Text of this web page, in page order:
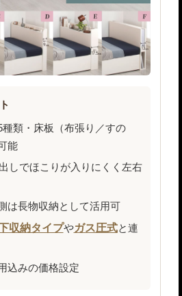
類・床板（布張り／すの
能
しでほこりが入りにくく左右
は長物収納として活用可
収納タイプやガス圧式と連
込みの価格設定